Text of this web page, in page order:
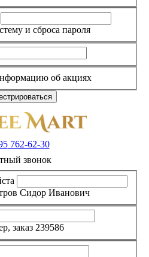
и сброса пароля
об акциях
762-62-30
звонок
Сидор Иванович
заказ 239586